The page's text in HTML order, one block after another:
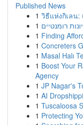
Published News
1 วิธีแห่งกิเลน:
1
1 Finding
1 Concreters
1 Masal Halı
1 Boost Your
Agency
1 JP Nagar's
1 AI
1 Tuscaloosa
1 Protecting